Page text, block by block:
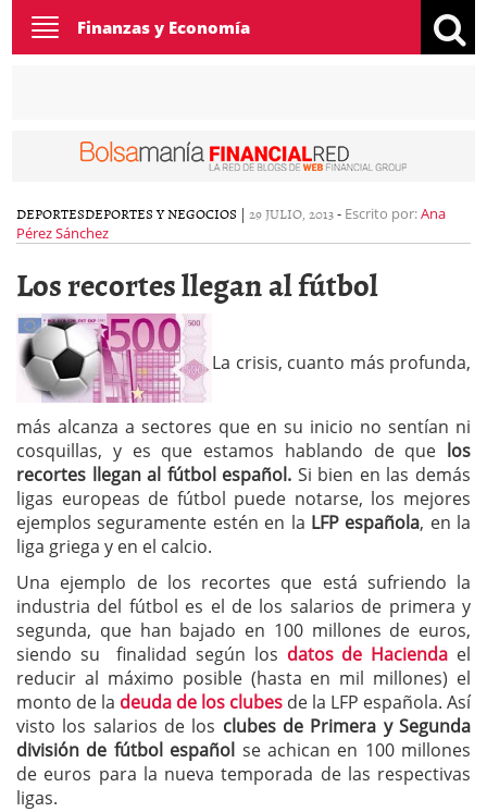
Toggle
navigation
Finanzas y Economía
DEPORTESDEPORTES Y NEGOCIOS | 29 JULIO, 2013- Escrito por:Ana
Pérez Sánchez
Los recortes llegan al fútbol
La crisis, cuanto más profunda,
más alcanza a sectores que en su inicio no sentían ni
cosquillas, y es que estamos hablando de que los
recortes llegan al fútbol español. Si bien en las demás
ligas europeas de fútbol puede notarse, los mejores
ejemplos seguramente estén en la LFP española, en la
liga griega y en el calcio.
Una ejemplo de los recortes que está sufriendo la
industria del fútbol es el de los salarios de primera y
segunda, que han bajado en 100 millones de euros,
siendo su finalidad según los datos de Hacienda el
reducir al máximo posible (hasta en mil millones) el
monto de la deuda de los clubes de la LFP española. Así
visto los salarios de los clubes de Primera y Segunda
división de fútbol español se achican en 100 millones
de euros para la nueva temporada de las respectivas
ligas.